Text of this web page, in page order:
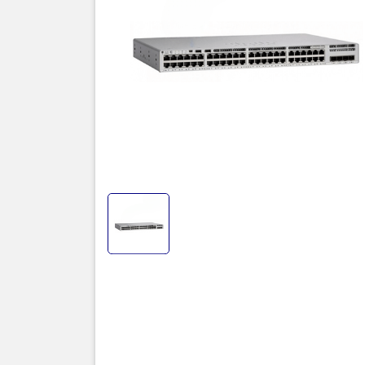
I.
Dòng sản
cho các
và Layer
Catalyst
Thiết bị
mây (lưu
Dòng sản
cho
trúc CPU
II. Mô tả